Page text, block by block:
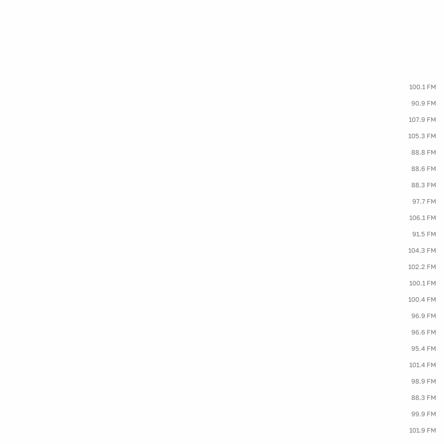
100.1 FM
90.9 FM
107.9 FM
105.3 FM
88.8 FM
88.6 FM
88.3 FM
97.7 FM
106.1 FM
91.5 FM
104.3 FM
102.2 FM
100.1 FM
100.4 FM
96.9 FM
96.6 FM
95.4 FM
101.4 FM
98.9 FM
88.3 FM
99.9 FM
101.9 FM